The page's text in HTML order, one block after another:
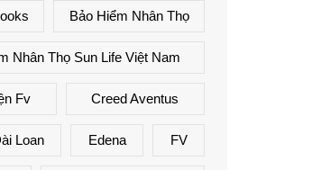
Bảo Hiểm Nhân Thọ
Nhân Thọ Sun Life Việt Nam
Fv Creed Aventus
Loan Edena FV